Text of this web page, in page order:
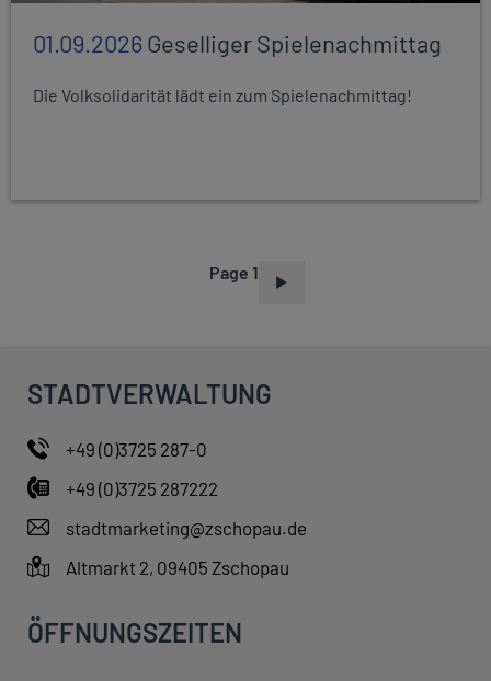
01.09.2026Geselliger Spielenachmittag
Die Volksolidarität lädt ein zum Spielenachmittag!
Page 1
STADTVERWALTUNG
+49 (0)3725 287-0
+49 (0)3725 287222
stadtmarketing@zschopau.de
Altmarkt 2, 09405 Zschopau
ÖFFNUNGSZEITEN